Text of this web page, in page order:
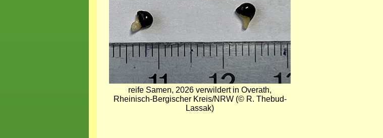
reife Samen, 2026 verwildert in Overath,
Rheinisch-Bergischer Kreis/NRW (© R. Thebud-
Lassak)